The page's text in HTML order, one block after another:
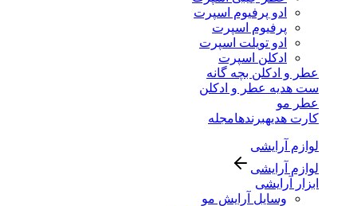
ادو پرفیوم اسپرت
پرفیوم اسپرت
ادو تویلت اسپرت
ادکلن اسپرت
عطر و ادکلن بچه گانه
ست هدیه عطر و ادکلن
عطر مو
کارت هدیهبرندهامجله
لوازم آرایشی
لوازم آرایشی
ابزار آرایشی
وسایل آرایش مو